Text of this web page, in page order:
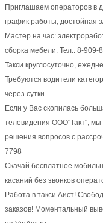
Приглашаем операторов в
график работы, достойная
Мастер на час:
сборка мебели. Тел.: 8-909-
Такси круглосуточно,
Требуются водители
через сутки.
Если у Вас скопилась
телевидения ООО"Такт", мы
решения вопросов с
7798
Скачай бесплатное
касаний без звонков
Работа в такси Аист!
заказов! Моментальный